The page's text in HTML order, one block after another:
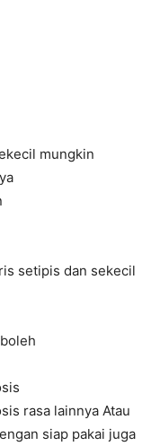
mungkin
setipis dan sekecil
rasa lainnya Atau
siap pakai juga